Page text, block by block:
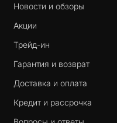
Новости и обзоры
Акции
Трейд-ин
Гарантия и возврат
Доставка и оплата
Кредит и рассрочка